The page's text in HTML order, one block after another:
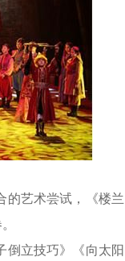
艺术尝试，《楼兰
立技巧》《向太阳